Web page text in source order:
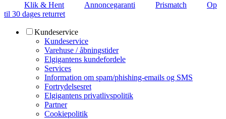
Klik & Hent Annoncegaranti Prismatch
Op
til 30 dages returret
Kundeservice
Kundeservice
Varehuse / åbningstider
Elgigantens kundefordele
Services
Information om spam/phishing-emails og SMS
Fortrydelsesret
Elgigantens privatlivspolitik
Partner
Cookiepolitik